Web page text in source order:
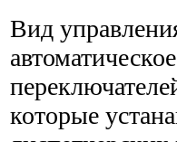
Вид
которые